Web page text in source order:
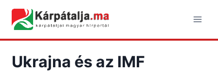
content
Ukrajna és az IMF